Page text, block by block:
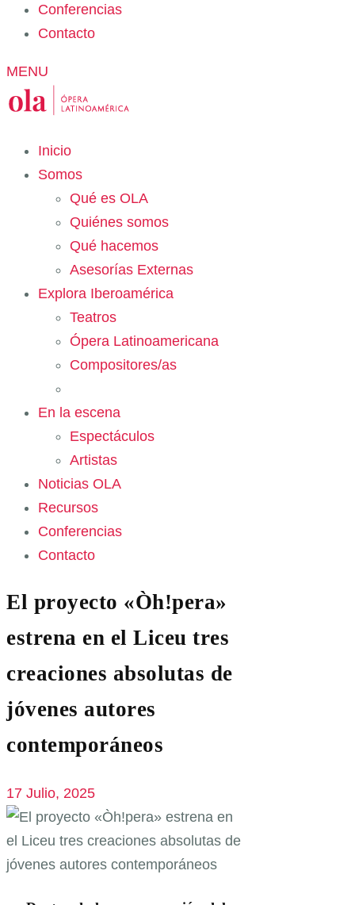
Conferencias
Contacto
MENU
Inicio
Somos
Qué es OLA
Quiénes somos
Qué hacemos
Asesorías Externas
Explora Iberoamérica
Teatros
Ópera Latinoamericana
Compositores/as
En la escena
Espectáculos
Artistas
Noticias OLA
Recursos
Conferencias
Contacto
El proyecto «Òh!pera»
estrena en el Liceu tres
creaciones absolutas de
jóvenes autores
contemporáneos
17 Julio, 2025